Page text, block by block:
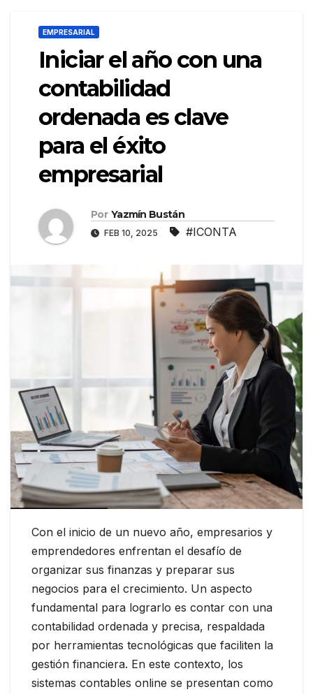
EMPRESARIAL
Iniciar el año con una
contabilidad
ordenada es clave
para el éxito
empresarial
Por Yazmín Bustán
FEB 10, 2025 #ICONTA
Con el inicio de un nuevo año, empresarios y
emprendedores enfrentan el desafío de
organizar sus finanzas y preparar sus
negocios para el crecimiento. Un aspecto
fundamental para lograrlo es contar con una
contabilidad ordenada y precisa, respaldada
por herramientas tecnológicas que faciliten la
gestión financiera. En este contexto, los
sistemas contables online se presentan como